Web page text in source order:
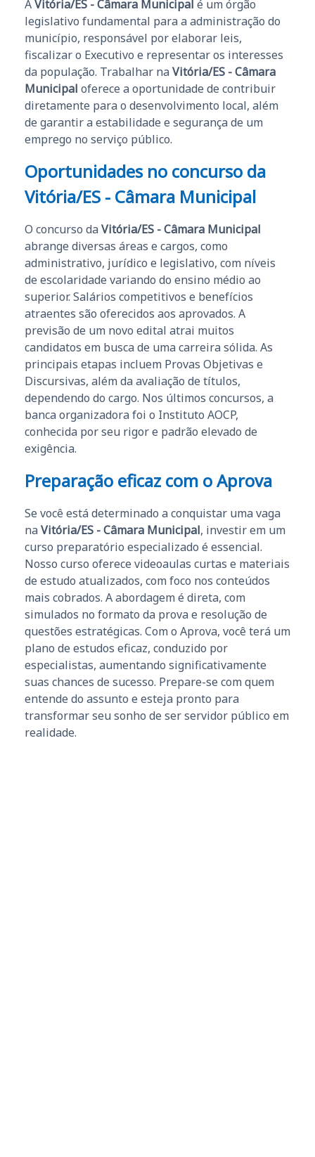
AVitória/ES - Câmara Municipal é um órgão
legislativo fundamental para a administração do
município, responsável por elaborar leis,
fiscalizar o Executivo e representar os interesses
da população. Trabalhar na Vitória/ES - Câmara
Municipal oferece a oportunidade de contribuir
diretamente para o desenvolvimento local, além
de garantir a estabilidade e segurança de um
emprego no serviço público.
Oportunidades no concurso da
Vitória/ES - Câmara Municipal
O concurso da Vitória/ES - Câmara Municipal
abrange diversas áreas e cargos, como
administrativo, jurídico e legislativo, com níveis
de escolaridade variando do ensino médio ao
superior. Salários competitivos e benefícios
atraentes são oferecidos aos aprovados. A
previsão de um novo edital atrai muitos
candidatos em busca de uma carreira sólida. As
principais etapas incluem Provas Objetivas e
Discursivas, além da avaliação de títulos,
dependendo do cargo. Nos últimos concursos, a
banca organizadora foi o Instituto AOCP,
conhecida por seu rigor e padrão elevado de
exigência.
Preparação eficaz com o Aprova
Se você está determinado a conquistar uma vaga
na Vitória/ES - Câmara Municipal, investir em um
curso preparatório especializado é essencial.
Nosso curso oferece videoaulas curtas e materiais
de estudo atualizados, com foco nos conteúdos
mais cobrados. A abordagem é direta, com
simulados no formato da prova e resolução de
questões estratégicas. Com o Aprova, você terá um
plano de estudos eficaz, conduzido por
especialistas, aumentando significativamente
suas chances de sucesso. Prepare-se com quem
entende do assunto e esteja pronto para
transformar seu sonho de ser servidor público em
realidade.